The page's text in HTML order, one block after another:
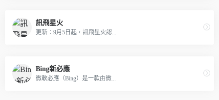
訊飛星火
更新：9月5日起，訊飛星火認...
Bing新必應
微軟必應（Bing）是一款由微...